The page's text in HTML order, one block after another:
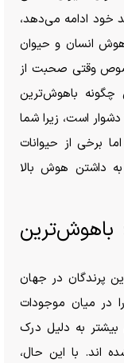
خود ادامه می‌دهد،
انسان و حیوان
وقتی صحبت از
چگونه باهوش‌ترین
است، زیرا شما
برخی از حیوانات
داشتن هوش بالا
باهوش‌ترین
پرندگان در جهان
در میان موجودات
به دلیل درک
اند. با این حال،